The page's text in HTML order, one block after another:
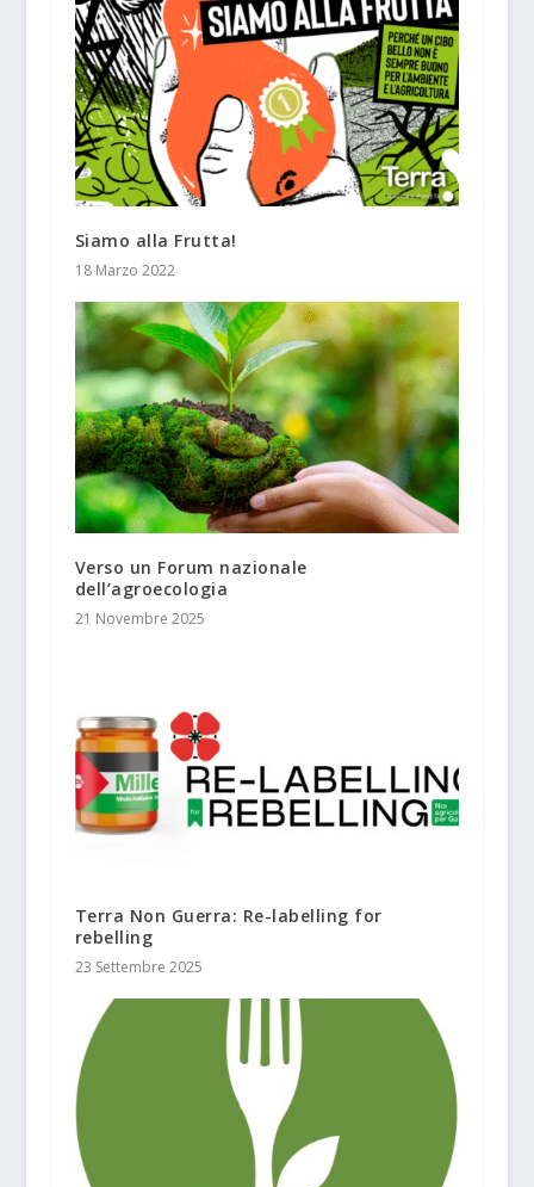
Siamo alla Frutta!
18 Marzo 2022
Verso un Forum nazionale
dell’agroecologia
21 Novembre 2025
Terra Non Guerra: Re-labelling for
rebelling
23 Settembre 2025